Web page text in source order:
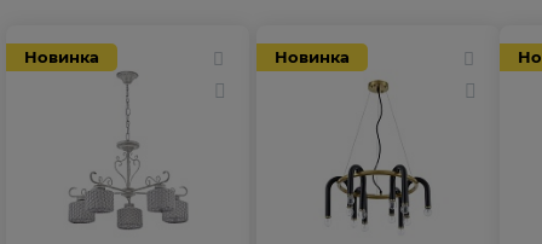
Новинка Новинка